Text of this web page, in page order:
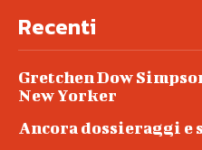
Recenti
Gretchen Dow
New Yorker
Ancora dossieraggi e